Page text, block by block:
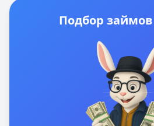
Подбор